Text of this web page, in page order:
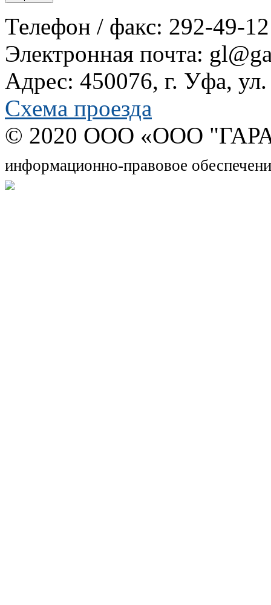
Телефон / факс: 292-49-12
Электронная почта:
Адрес: 450076, г. Уфа,
Схема проезда
© 2020 OOO «ООО
информационно-правовое